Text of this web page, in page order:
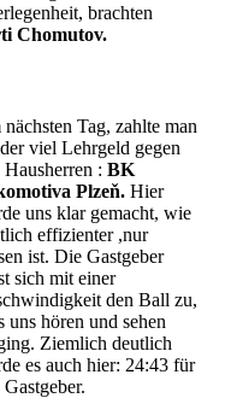
brachten
Chomutov.
Tag, zahlte man
viel Lehrgeld gegen
Hausherren : BK
Plzeň. Hier
uns klar gemacht, wie
effizienter ,nur
ist. Die Gastgeber
sich mit einer
den Ball zu,
uns hören und sehen
Ziemlich deutlich
es auch hier: 24:43 für
Gastgeber.